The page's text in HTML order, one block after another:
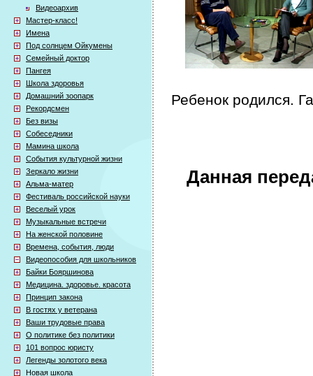
Видеоархив
Мастер-класс!
Имена
Под солнцем Ойкумены
Семейный доктор
Пангея
Школа здоровья
Домашний зоопарк
Рекордсмен
Без визы
Собеседники
Мамина школа
События культурной жизни
Зеркало жизни
Альма-матер
Фестиваль российской науки
Веселый урок
Музыкальные встречи
На женской половине
Времена, события, люди
Видеопособия для школьников
Байки Бояршинова
Медицина. здоровье. красота
Принцип закона
В гостях у ветерана
Ваши трудовые права
О политике без политики
101 вопрос юристу
Легенды золотого века
Новая школа
Ребенок родился.
Данная